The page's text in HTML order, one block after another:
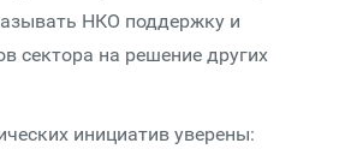
НКО поддержку и
сектора на решение других
инициатив уверены: